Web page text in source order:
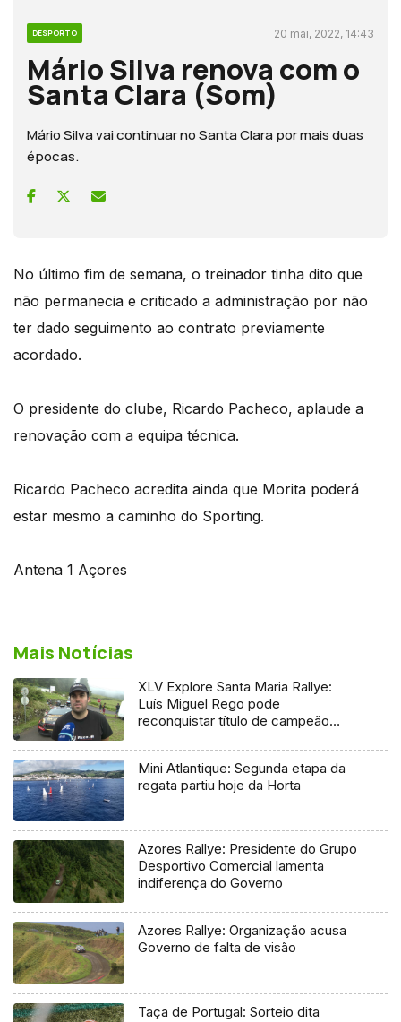
DESPORTO 20 mai, 2022, 14:43
Mário Silva renova com o
Santa Clara (Som)
Mário Silva vai continuar no Santa Clara por mais duas
épocas.
No último fim de semana, o treinador tinha dito que
não permanecia e criticado a administração por não
ter dado seguimento ao contrato previamente
acordado.
O presidente do clube, Ricardo Pacheco, aplaude a
renovação com a equipa técnica.
Ricardo Pacheco acredita ainda que Morita poderá
estar mesmo a caminho do Sporting.
Antena 1 Açores
Mais Notícias
XLV Explore Santa Maria Rallye:
Luís Miguel Rego pode
reconquistar título de campeão
Mini Atlantique: Segunda etapa da
regata partiu hoje da Horta
Azores Rallye: Presidente do Grupo
Desportivo Comercial lamenta
indiferença do Governo
Azores Rallye: Organização acusa
Governo de falta de visão
Taça de Portugal: Sorteio dita